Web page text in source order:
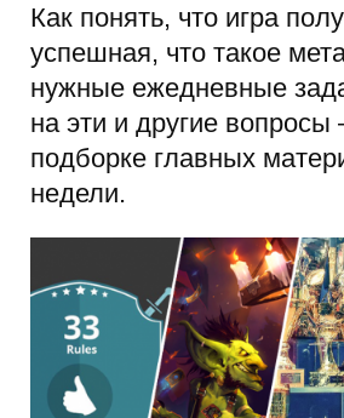
Как понять, что игра
успешная, что такое
нужные ежедневные
на эти и другие
подборке главных
недели.